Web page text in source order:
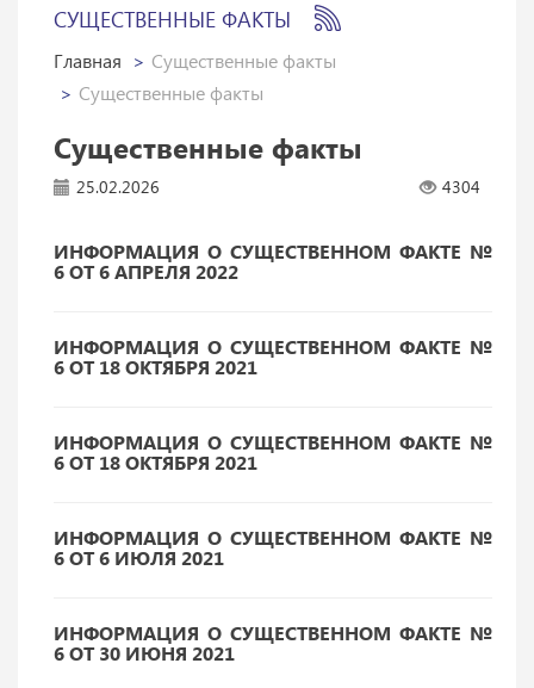
СУЩЕСТВЕННЫЕ ФАКТЫ
Главная
Существенные факты
Существенные факты
Существенные факты
25.02.2026 4304
ИНФОРМАЦИЯ О СУЩЕСТВЕННОМ ФАКТЕ №
6 ОТ 6 АПРЕЛЯ 2022
ИНФОРМАЦИЯ О СУЩЕСТВЕННОМ ФАКТЕ №
6 ОТ 18 ОКТЯБРЯ 2021
ИНФОРМАЦИЯ О СУЩЕСТВЕННОМ ФАКТЕ №
6 ОТ 18 ОКТЯБРЯ 2021
ИНФОРМАЦИЯ О СУЩЕСТВЕННОМ ФАКТЕ №
6 ОТ 6 ИЮЛЯ 2021
ИНФОРМАЦИЯ О СУЩЕСТВЕННОМ ФАКТЕ №
6 ОТ 30 ИЮНЯ 2021